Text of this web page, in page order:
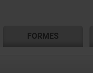
FORMES